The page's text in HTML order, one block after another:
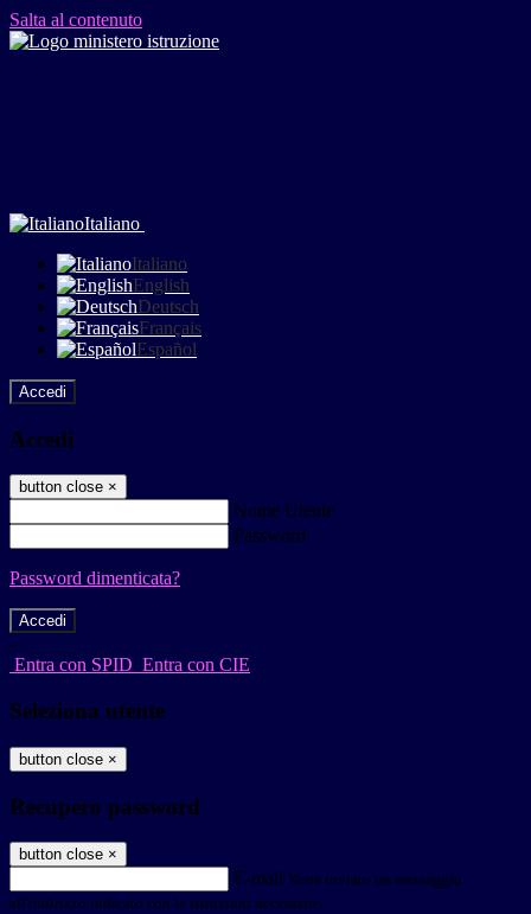
Salta al contenuto
Italiano
Italiano
English
Deutsch
Français
Español
Accedi
Accedi
button close ×
Nome Utente
Password
Password dimenticata?
-
Entra con SPID Entra con CIE
Seleziona utente
button close ×
Recupero password
button close ×
E-mail Verrà inviato un messaggio
all'indirizzo indicato con le istruzioni necessarie.